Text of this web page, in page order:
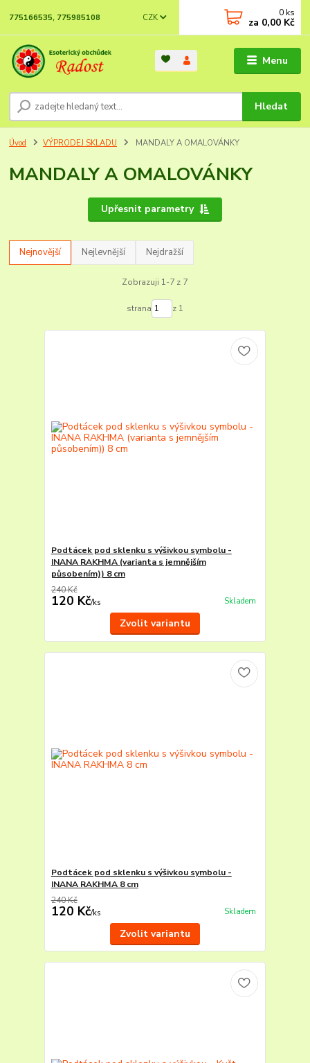
Menu
CZK
Hledat
775166535, 775985108 0 ks
za 0,00 Kč
Úvod VÝPRODEJ SKLADU MANDALY A OMALOVÁNKY
MANDALY A OMALOVÁNKY
Upřesnit parametry
Nejnovější Nejlevnější Nejdražší
Zobrazuji 1-7 z 7
strana z 1
Podtácek pod sklenku s výšivkou symbolu -
INANA RAKHMA (varianta s jemnějším
působením)) 8 cm
240 Kč
120 Kč/ks Skladem
Zvolit variantu
Podtácek pod sklenku s výšivkou symbolu -
INANA RAKHMA 8 cm
240 Kč
120 Kč/ks Skladem
Zvolit variantu